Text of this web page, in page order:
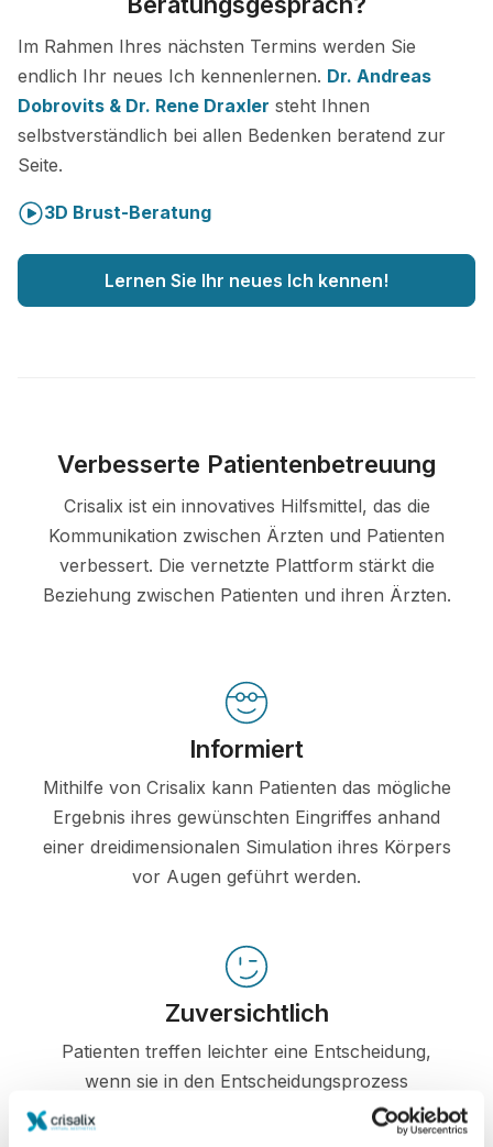
Im Rahmen Ihres nächsten Termins werden Sie
endlich Ihr neues Ich kennenlernen. Dr. Andreas
Dobrovits & Dr. Rene Draxler steht Ihnen
selbstverständlich bei allen Bedenken beratend zur
Seite.
3D Brust-Beratung
Lernen Sie Ihr neues Ich kennen!
Verbesserte Patientenbetreuung
Crisalix ist ein innovatives Hilfsmittel, das die
Kommunikation zwischen Ärzten und Patienten
verbessert. Die vernetzte Plattform stärkt die
Beziehung zwischen Patienten und ihren Ärzten.
Informiert
Mithilfe von Crisalix kann Patienten das mögliche
Ergebnis ihres gewünschten Eingriffes anhand
einer dreidimensionalen Simulation ihres Körpers
vor Augen geführt werden.
Zuversichtlich
Patienten treffen leichter eine Entscheidung,
wenn sie in den Entscheidungsprozess